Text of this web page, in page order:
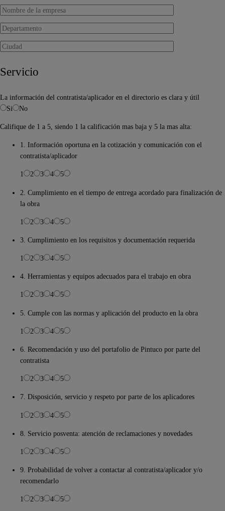
Servicio
La información del contratista/aplicador en el directorio es clara y útil
Si
No
Califique de 1 a 5, siendo 1 la calificación mas baja y 5 la mas alta:
1. Información oportuna en la cotización y comunicación con el
contratista/aplicador
1 2 3 4 5
2. Cumplimiento en el tiempo de entrega acordado para finalización de
la obra
1 2 3 4 5
3. Cumplimiento en los requisitos y documentación requerida
1 2 3 4 5
4. Herramientas y equipos adecuados para el trabajo en obra
1 2 3 4 5
5. Cumple con las normas y aplicación del producto en la obra
1 2 3 4 5
6. Recomendación y uso del portafolio de Pintuco por parte del
contratista
1 2 3 4 5
7. Disposición, servicio y respeto por parte de los aplicadores
1 2 3 4 5
8. Servicio posventa: atención de reclamaciones y novedades
1 2 3 4 5
9. Probabilidad de volver a contactar al contratista/aplicador y/o
recomendarlo
1 2 3 4 5